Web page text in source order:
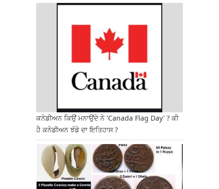
ਕਨੇਡੀਅਨ ਕਿਉਂ ਮਨਾਉਂਦੇ ਨੇ 'Canada Flag Day' ? ਕੀ
ਹੈ ਕਨੇਡੀਅਨ ਝੰਡੇ ਦਾ ਇਤਿਹਾਸ ?